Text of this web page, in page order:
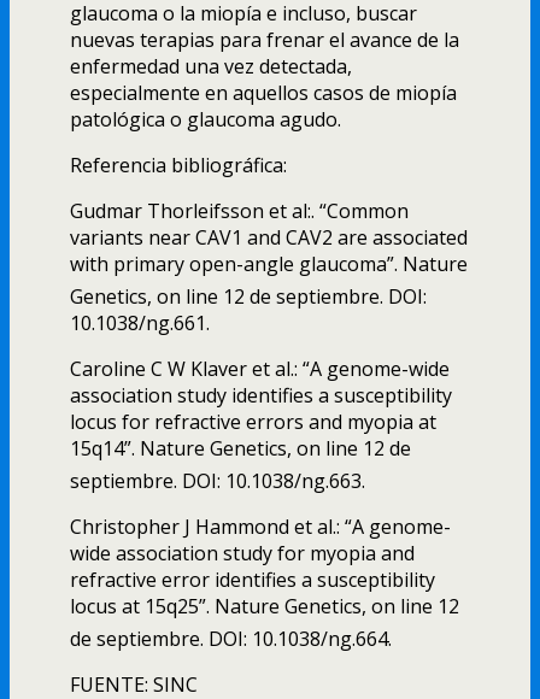
glaucoma o la miopí­a e incluso, buscar
nuevas terapias para frenar el avance de la
enfermedad una vez detectada,
especialmente en aquellos casos de miopí­a
patológica o glaucoma agudo.
Referencia bibliográfica:
Gudmar Thorleifsson et al:. “Common
variants near CAV1 and CAV2 are associated
with primary open-angle glaucoma”. Nature
Genetics, on line 12 de septiembre. DOI:
10.1038/ng.661.
Caroline C W Klaver et al.: “A genome-wide
association study identifies a susceptibility
locus for refractive errors and myopia at
15q14”. Nature Genetics, on line 12 de
septiembre. DOI: 10.1038/ng.663.
Christopher J Hammond et al.: “A genome-
wide association study for myopia and
refractive error identifies a susceptibility
locus at 15q25”. Nature Genetics, on line 12
de septiembre. DOI: 10.1038/ng.664.
FUENTE: SINC